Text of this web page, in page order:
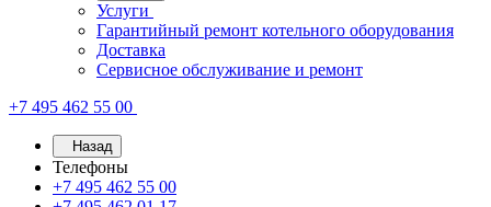
Услуги
Гарантийный ремонт котельного оборудования
Доставка
Сервисное обслуживание и ремонт
+7 495 462 55 00
Назад
Телефоны
+7 495 462 55 00